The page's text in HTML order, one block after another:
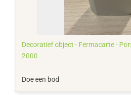
Decoratief object - Fermacarte -
2000
Doe een bod